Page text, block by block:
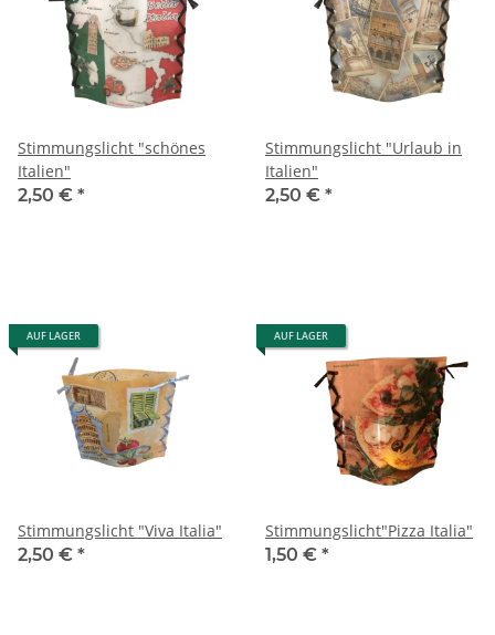
Stimmungslicht "schönes
Italien"
2,50 € *
Stimmungslicht "Urlaub in
Italien"
2,50 € *
AUF LAGER
Stimmungslicht "Viva Italia"
2,50 € *
AUF LAGER
Stimmungslicht"Pizza Italia"
1,50 € *